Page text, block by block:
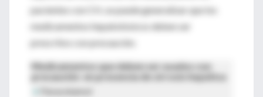
pacientes con CH, se puede generalizar que los
medicamentos hepatotóxicos deben ser
prescritos con precaución.
Medicamentos que deben ser usados con
precaución en presencia de cirrosis hepática
Paracetamol